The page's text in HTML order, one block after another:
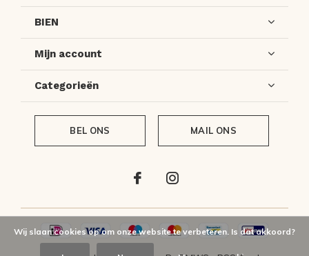
BIEN
Mijn account
Categorieën
BEL ONS MAIL ONS
Wij slaan cookies op om onze website te verbeteren. Is dat akkoord?